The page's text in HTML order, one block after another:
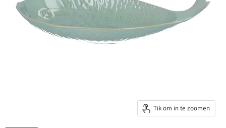
Tik om in te zoomen